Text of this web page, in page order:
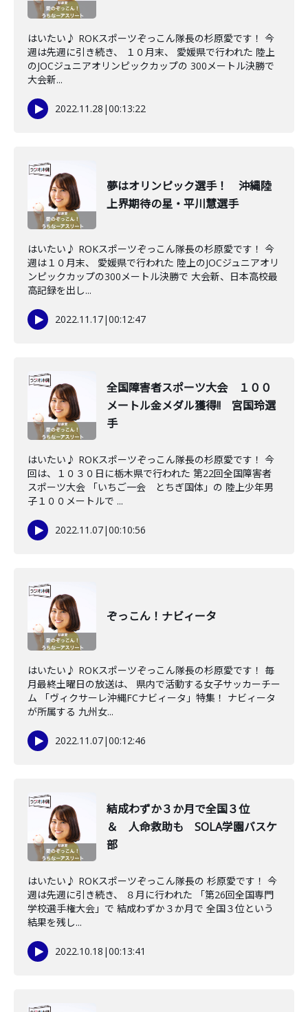
はいたい♪ ROKスポーツぞっこん隊長の杉原愛です！ 今
週は先週に引き続き、 １０月末、 愛媛県で行われた 陸上
のJOCジュニアオリンピックカップの 300メートル決勝で
大会新...
2022.11.28 |00:13:22
夢はオリンピック選手！ 沖縄陸
上界期待の星・平川慧選手
はいたい♪ ROKスポーツぞっこん隊長の杉原愛です！ 今
週は１０月末、 愛媛県で行われた 陸上のJOCジュニアオリ
ンピックカップの300メートル決勝で 大会新、日本高校最
高記録を出し...
2022.11.17|00:12:47
全国障害者スポーツ大会 １００
メートル金メダル獲得!! 宮国玲選
手
はいたい♪ ROKスポーツぞっこん隊長の杉原愛です！ 今
回は、１０３０日に栃木県で行われた 第22回全国障害者
スポーツ大会 「いちご一会 とちぎ国体」の 陸上少年男
子１００メートルで ...
2022.11.07|00:10:56
ぞっこん！ナビィータ
はいたい♪ ROKスポーツぞっこん隊長の杉原愛です！ 毎
月最終土曜日の放送は、 県内で活動する女子サッカーチー
ム 「ヴィクサーレ沖縄FCナビィータ」特集！ ナビィータ
が所属する 九州女...
2022.11.07|00:12:46
結成わずか３か月で全国３位
＆ 人命救助も SOLA学園バスケ
部
はいたい♪ ROKスポーツぞっこん隊長の 杉原愛です！ 今
週は先週に引き続き、 ８月に行われた 「第26回全国専門
学校選手権大会」で 結成わずか３か月で 全国３位という
結果を残し...
2022.10.18 |00:13:41